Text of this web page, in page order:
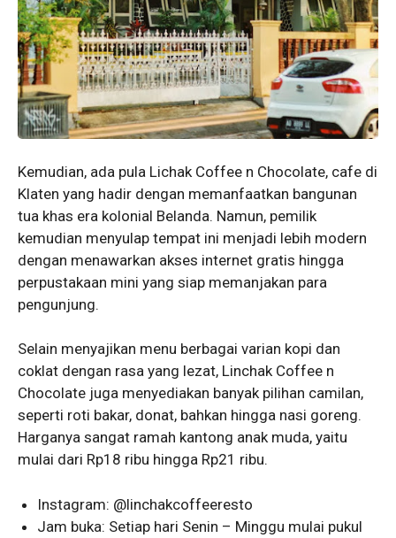
Kemudian, ada pula Lichak Coffee n Chocolate, cafe di
Klaten yang hadir dengan memanfaatkan bangunan
tua khas era kolonial Belanda. Namun, pemilik
kemudian menyulap tempat ini menjadi lebih modern
dengan menawarkan akses internet gratis hingga
perpustakaan mini yang siap memanjakan para
pengunjung.
Selain menyajikan menu berbagai varian kopi dan
coklat dengan rasa yang lezat, Linchak Coffee n
Chocolate juga menyediakan banyak pilihan camilan,
seperti roti bakar, donat, bahkan hingga nasi goreng.
Harganya sangat ramah kantong anak muda, yaitu
mulai dari Rp18 ribu hingga Rp21 ribu.
Instagram: @linchakcoffeeresto
Jam buka: Setiap hari Senin – Minggu mulai pukul